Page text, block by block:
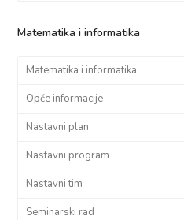
Matematika i informatika
Matematika i informatika
Opće informacije
Nastavni plan
Nastavni program
Nastavni tim
Seminarski rad